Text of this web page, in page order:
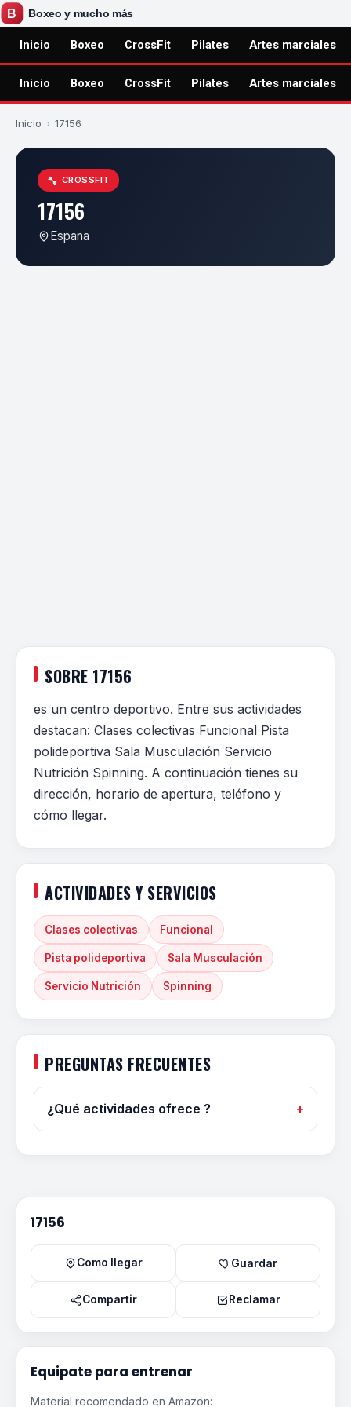
Inicio Boxeo CrossFit Pilates Artes marciales
Inicio Boxeo CrossFit Pilates Artes marciales
Inicio › 17156
CROSSFIT
17156
Espana
SOBRE 17156
es un centro deportivo. Entre sus actividades
destacan: Clases colectivas Funcional Pista
polideportiva Sala Musculación Servicio
Nutrición Spinning. A continuación tienes su
dirección, horario de apertura, teléfono y
cómo llegar.
ACTIVIDADES Y SERVICIOS
Clases colectivas Funcional
Pista polideportiva Sala Musculación
Servicio Nutrición Spinning
PREGUNTAS FRECUENTES
¿Qué actividades ofrece ?
17156
Como llegar Guardar
Compartir Reclamar
Equipate para entrenar
Material recomendado en Amazon: